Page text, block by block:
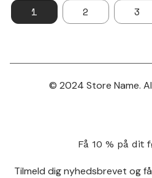
1 2 3
© 2024 Store Name.
Få 10 % på dit
Tilmeld dig nyhedsbrevet og